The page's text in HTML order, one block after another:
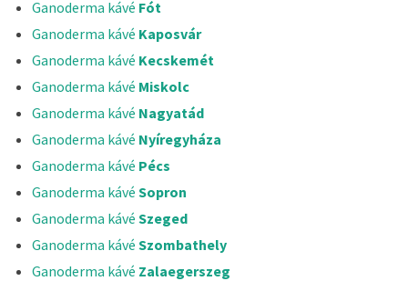
Ganoderma kávé Fót
Ganoderma kávé Kaposvár
Ganoderma kávé Kecskemét
Ganoderma kávé Miskolc
Ganoderma kávé Nagyatád
Ganoderma kávé Nyíregyháza
Ganoderma kávé Pécs
Ganoderma kávé Sopron
Ganoderma kávé Szeged
Ganoderma kávé Szombathely
Ganoderma kávé Zalaegerszeg